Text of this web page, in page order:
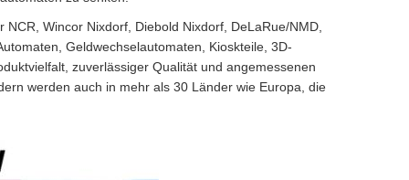
Wincor Nixdorf, Diebold Nixdorf, DeLaRue/NMD,
Geldwechselautomaten, Kioskteile, 3D-
zuverlässiger Qualität und angemessenen
werden auch in mehr als 30 Länder wie Europa, die